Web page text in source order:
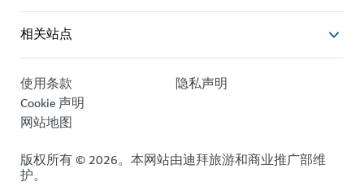
相关站点
使用条款
隐私声明
Cookie 声明
网站地图
版权所有 © 2026。本网站由迪拜旅游和商业推广部维
护。